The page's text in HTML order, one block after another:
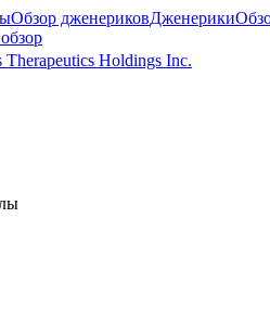
Обзор дженериковДженерики
Therapeutics Holdings Inc.